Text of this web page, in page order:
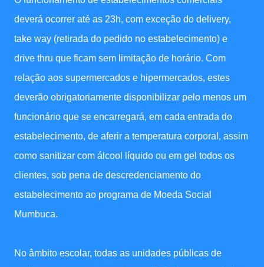
deverá ocorrer até as 23h, com exceção do delivery,
take way (retirada do pedido no estabelecimento) e
drive thru que ficam sem limitação de horário. Com
relação aos supermercados e hipermercados, estes
deverão obrigatoriamente disponibilizar pelo menos um
funcionário que se encarregará, em cada entrada do
estabelecimento, de aferir a temperatura corporal, assim
como sanitizar com álcool líquido ou em gel todos os
clientes, sob pena de descredenciamento do
estabelecimento ao programa de Moeda Social
Mumbuca.
No âmbito escolar, todas as unidades públicas de